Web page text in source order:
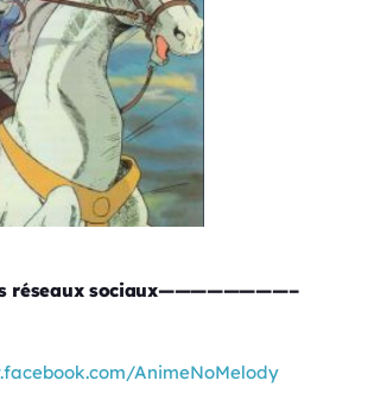
sociaux————————–
AnimeNoMelody